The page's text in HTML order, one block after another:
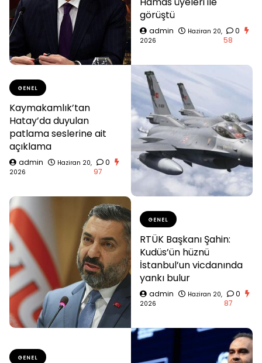
görüştü
admin
Haziran 20,
2026
0
58
GENEL
Kaymakamlık’tan
Hatay’da duyulan
patlama seslerine ait
açıklama
admin
Haziran 20,
2026
0
97
GENEL
RTÜK Başkanı Şahin:
Kudüs’ün hüznü
İstanbul’un vicdanında
yankı bulur
admin
Haziran 20,
2026
0
87
GENEL